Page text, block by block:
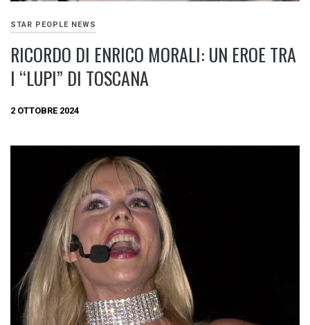
STAR PEOPLE NEWS
RICORDO DI ENRICO MORALI: UN EROE TRA
I “LUPI” DI TOSCANA
2 OTTOBRE 2024